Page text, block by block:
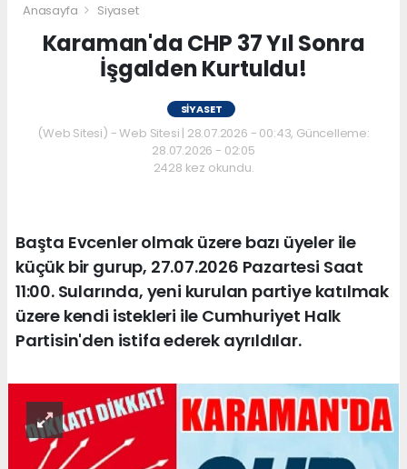
Anasayfa Siyaset
Karaman'da CHP 37 Yıl Sonra
İşgalden Kurtuldu!
SIYASET
(Web Sitesi) - Web Sitesi | 28.07.2026 - 00:43, Güncelleme:
28.07.2026 - 02:05
2428 kez okundu.
Başta Evcenler olmak üzere bazı üyeler ile
küçük bir gurup, 27.07.2026 Pazartesi Saat
11:00. Sularında, yeni kurulan partiye katılmak
üzere kendi istekleri ile Cumhuriyet Halk
Partisin'den istifa ederek ayrıldılar.